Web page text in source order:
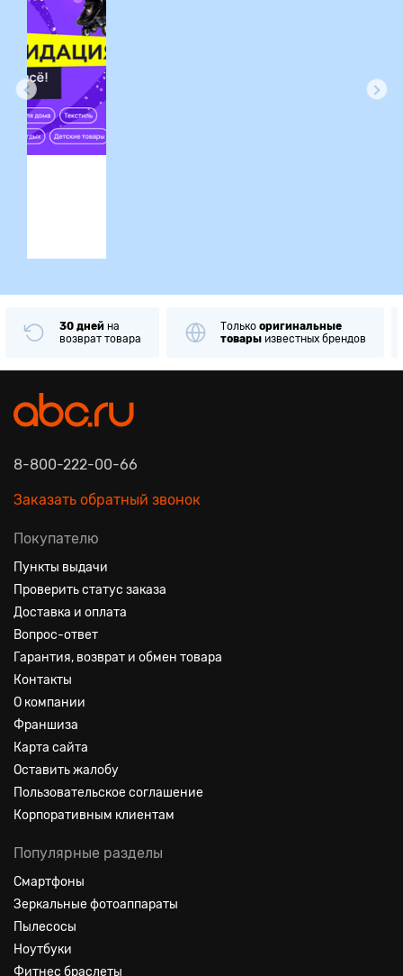
30 дней на
возврат товара
Только оригинальные
товары известных брендов
8-800-222-00-66
Заказать обратный звонок
Покупателю
Пункты выдачи
Проверить статус заказа
Доставка и оплата
Вопрос-ответ
Гарантия, возврат и обмен товара
Контакты
О компании
Франшиза
Карта сайта
Оставить жалобу
Пользовательское соглашение
Корпоративным клиентам
Популярные разделы
Смартфоны
Зеркальные фотоаппараты
Пылесосы
Ноутбуки
Фитнес браслеты